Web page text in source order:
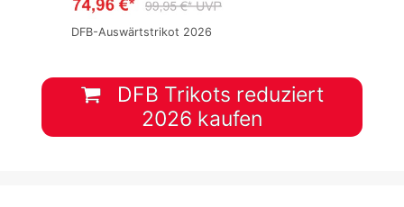
DFB-Auswärtstrikot 2026
DFB Trikots reduziert
2026 kaufen